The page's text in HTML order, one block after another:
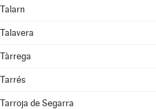
Talarn
Talavera
Tàrrega
Tarrés
Tarroja de Segarra